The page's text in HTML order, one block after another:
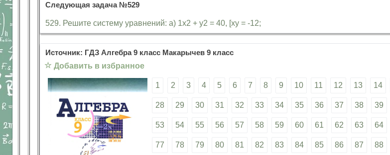
Следующая задача №529
529. Решите систему уравнений: а) 1х2 + у2 = 40, [ху = -12;
Источник: ГДЗ Алгебра 9 класс Макарычев 9 класс
☆ Добавить в избранное
1 2 3 4 5 6 7 8 9 10 11 12 13 14
28 29 30 31 32 33 34 35 36 37 38 39
53 54 55 56 57 58 59 60 61 62 63 64
77 78 79 80 81 82 83 84 85 86 87 88